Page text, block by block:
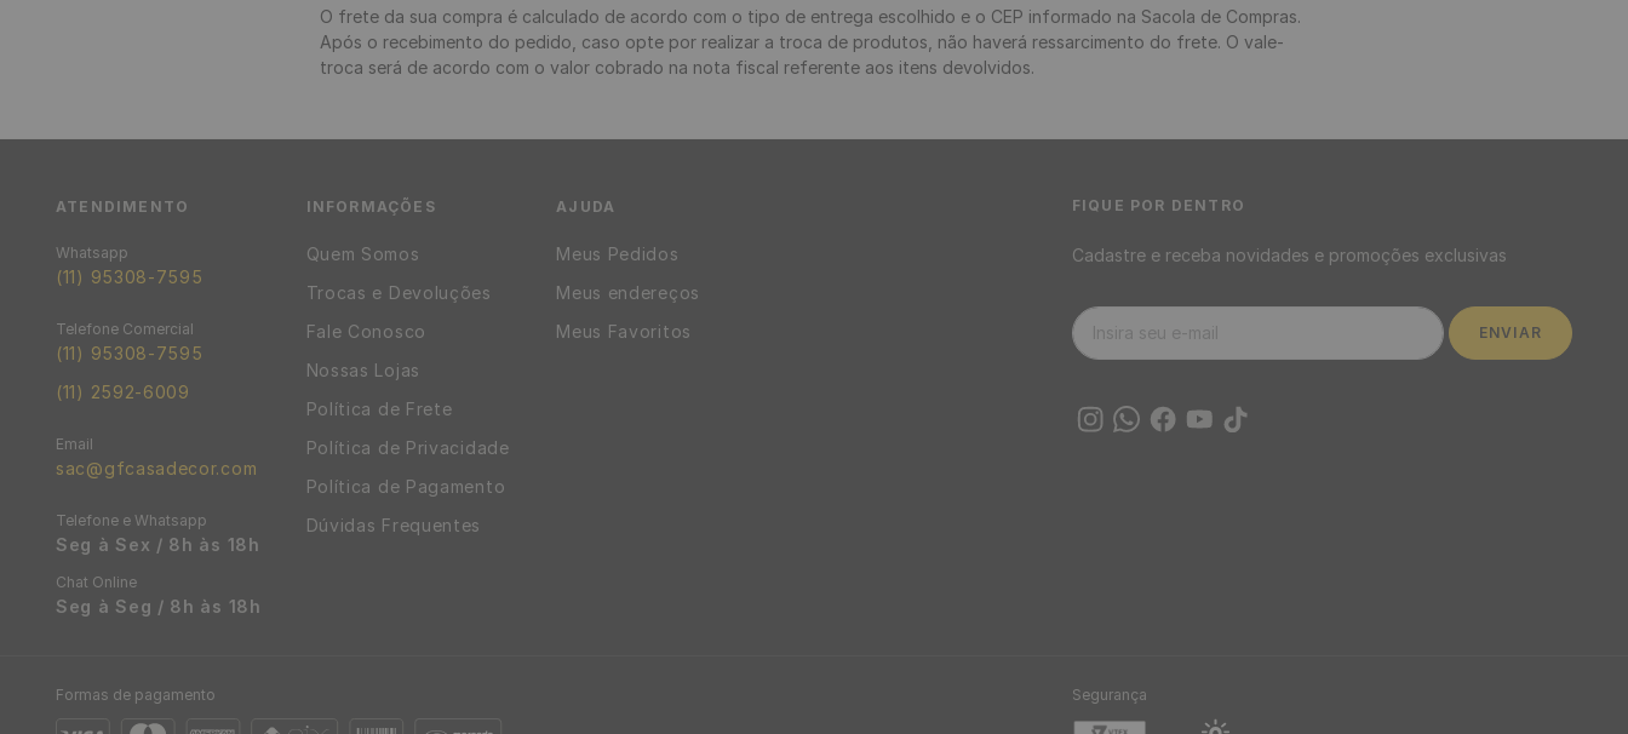
O frete da sua compra é calculado de acordo com o tipo de entrega escolhido e o CEP informado na Sacola de Compras.
Após o recebimento do pedido, caso opte por realizar a troca de produtos, não haverá ressarcimento do frete. O vale-
troca será de acordo com o valor cobrado na nota fiscal referente aos itens devolvidos.
FIQUE POR DENTRO
Cadastre e receba novidades e promoções exclusivas
ENVIAR
ATENDIMENTO
(11) 95308-7595
(11) 95308-7595
(11) 2592-6009
sac@gfcasadecor.com
Seg à Sex / 8h às 18h
Seg à Seg / 8h às 18h
INFORMAÇÕES
Quem Somos
Trocas e Devoluções
Fale Conosco
Nossas Lojas
Política de Frete
Política de Privacidade
Política de Pagamento
Dúvidas Frequentes
AJUDA
Meus Pedidos
Meus endereços
Meus Favoritos
Formas de pagamento Segurança